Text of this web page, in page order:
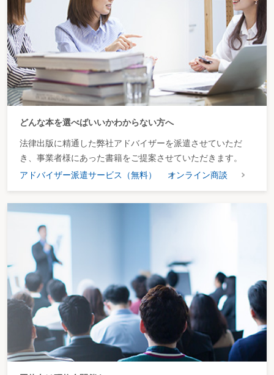
【え】
衛生委員会
衛生委員会に調査審議させる事項
衛生管理者
衛生管理者規程
衛生管理者の資格
衛生管理者の選任
衛生工学に関する事項の管理
援助対象労働者
延長時間の限度基準の改正
【お】
黄犬契約
温度および湿度の測定・記録の保存
海外派遣労働者の健康診断
会議方法
解雇（労契）
解雇（性別を理由とする差別の禁止）
介護休暇
介護休暇の申出
介護休業
介護休業開始予定日の指定（事業主）
介護休業期間
介護休業終了予定日の変更
介護休業の回数および日数
介護休業の申出
介護休業申出がされなかったものとみなす事由
どんな本を選べばいいかわからない方へ
法律出版に精通した弊社アドバイザーを派遣させていただ
き、事業者様にあった書籍をご提案させていただきます。
アドバイザー派遣サービス（無料）
オンライン商談